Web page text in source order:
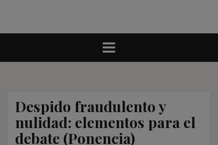
Despido fraudulento y
nulidad: elementos para el
debate (Ponencia)